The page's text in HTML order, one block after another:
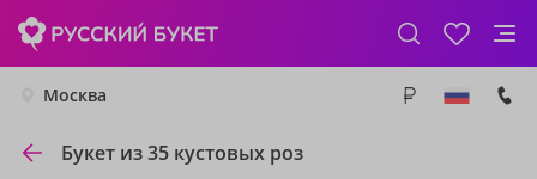
Москва
Букет из 35 кустовых роз